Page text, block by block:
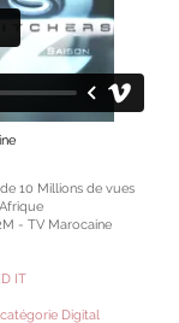
10 Millions de vues
- TV Marocaine
IT
Digital